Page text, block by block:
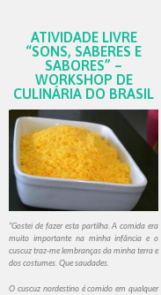
ATIVIDADE LIVRE
“SONS, SABERES E
SABORES” –
WORKSHOP DE
CULINÁRIA DO BRASIL
“Gostei de fazer esta partilha. A comida era
muito importante na minha infância e o
cuscuz traz-me lembranças da minha terra e
dos costumes. Que saudades.
O cuscuz nordestino é comido em qualquer